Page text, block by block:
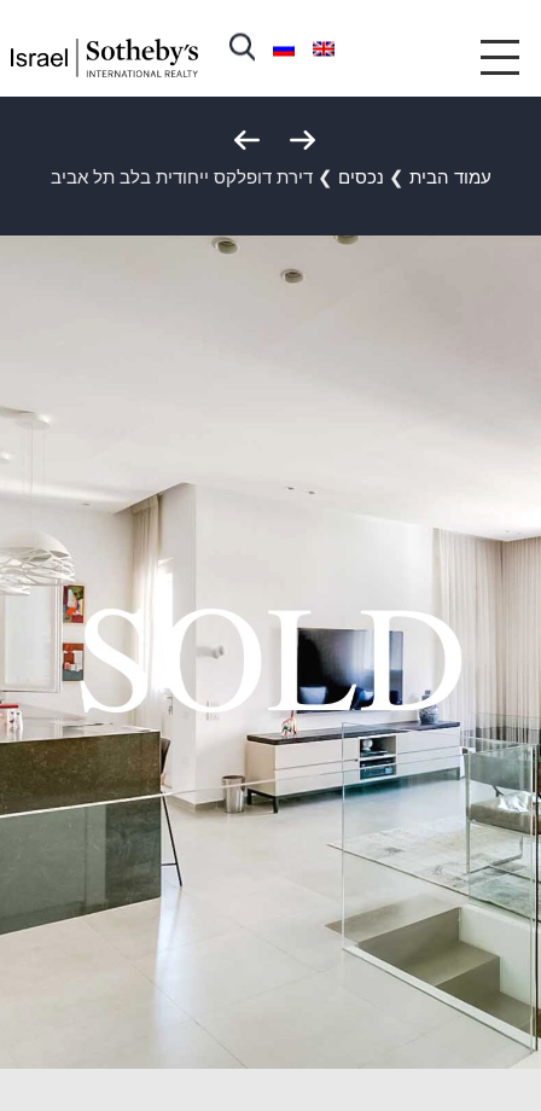
עמוד הבית ❯ נכסים ❯ דירת דופלקס ייחודית בלב תל אביב